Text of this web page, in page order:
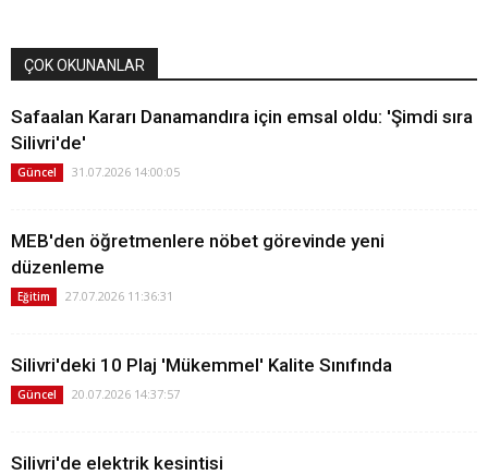
ÇOK OKUNANLAR
Safaalan Kararı Danamandıra için emsal oldu: 'Şimdi sıra
Silivri'de'
Güncel 31.07.2026 14:00:05
MEB'den öğretmenlere nöbet görevinde yeni
düzenleme
Eğitim 27.07.2026 11:36:31
Silivri'deki 10 Plaj 'Mükemmel' Kalite Sınıfında
Güncel 20.07.2026 14:37:57
Silivri'de elektrik kesintisi